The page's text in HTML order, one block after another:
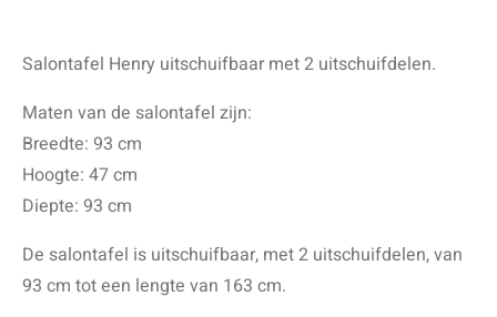
Salontafel Henry uitschuifbaar met 2 uitschuifdelen.
Maten van de salontafel zijn:
Breedte: 93 cm
Hoogte: 47 cm
Diepte: 93 cm
De salontafel is uitschuifbaar, met 2 uitschuifdelen, van
93 cm tot een lengte van 163 cm.